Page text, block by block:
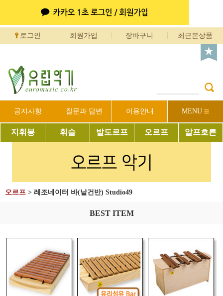
로그인 회원가입 장바구니 최근본상품
공지사항 질문과 답변 이용안내 MENU
지휘봉 휘슬 발도르프 오르프 알프호른
오르프 > 레조네이터 바(낱건반) Studio49
BEST ITEM